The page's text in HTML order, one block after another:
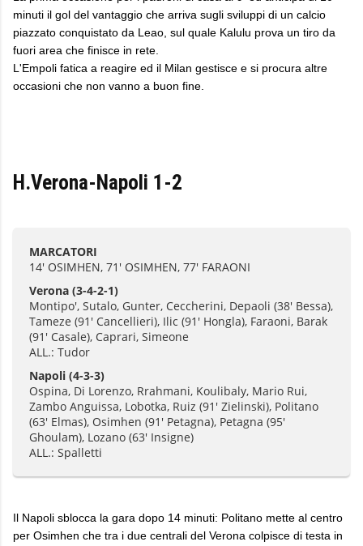
minuti il gol del vantaggio che arriva sugli sviluppi di un calcio
piazzato conquistato da Leao, sul quale Kalulu prova un tiro da
fuori area che finisce in rete.
L'Empoli fatica a reagire ed il Milan gestisce e si procura altre
occasioni che non vanno a buon fine.
H.Verona-Napoli 1-2
MARCATORI
14' OSIMHEN, 71' OSIMHEN, 77' FARAONI
Verona (3-4-2-1)
Montipo', Sutalo, Gunter, Ceccherini, Depaoli (38' Bessa),
Tameze (91' Cancellieri), Ilic (91' Hongla), Faraoni, Barak
(91' Casale), Caprari, Simeone
ALL.: Tudor
Napoli (4-3-3)
Ospina, Di Lorenzo, Rrahmani, Koulibaly, Mario Rui,
Zambo Anguissa, Lobotka, Ruiz (91' Zielinski), Politano
(63' Elmas), Osimhen (91' Petagna), Petagna (95'
Ghoulam), Lozano (63' Insigne)
ALL.: Spalletti
Il Napoli sblocca la gara dopo 14 minuti: Politano mette al centro
per Osimhen che tra i due centrali del Verona colpisce di testa in